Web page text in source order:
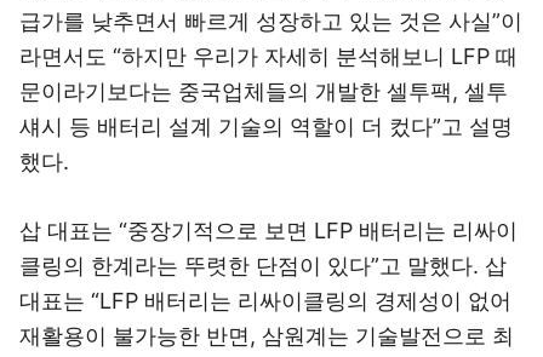
급가를 낮추면서 빠르게 성장하고 있는 것은 사실”이
라면서도 “하지만 우리가 자세히 분석해보니 LFP 때
문이라기보다는 중국업체들의 개발한 셀투팩, 셀투
섀시 등 배터리 설계 기술의 역할이 더 컸다”고 설명
했다.
삽 대표는 “중장기적으로 보면 LFP 배터리는 리싸이
클링의 한계라는 뚜렷한 단점이 있다”고 말했다. 삽
대표는 “LFP 배터리는 리싸이클링의 경제성이 없어
재활용이 불가능한 반면, 삼원계는 기술발전으로 최